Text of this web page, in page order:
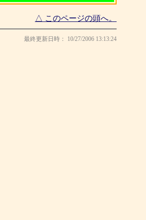
△ このページの頭へ。
最終更新日時： 10/27/2006 13:13:24